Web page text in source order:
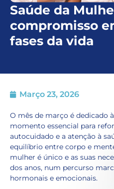
Saúde da
compromisso
fases da vida
Março 23, 2026
O mês de março é dedicado
momento essencial para
autocuidado e a atenção à
equilíbrio entre corpo e
mulher é único e as suas
dos anos, num percurso
hormonais e emocionais.